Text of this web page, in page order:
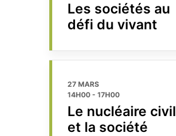
Les sociétés au
défi du vivant
27 MARS
14H00 - 17H00
Le nucléaire civil
et la société